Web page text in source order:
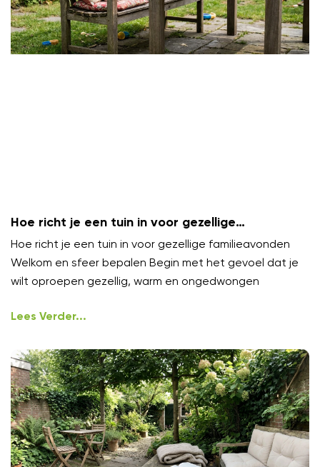
Hoe richt je een tuin in voor gezellige
familieavonden?
Hoe richt je een tuin in voor gezellige familieavonden
Welkom en sfeer bepalen Begin met het gevoel dat je
wilt oproepen gezellig, warm en ongedwongen
Lees Verder...